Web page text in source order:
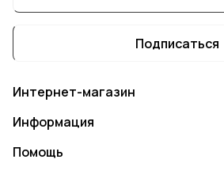
Подписаться
Интернет-магазин
Информация
Помощь